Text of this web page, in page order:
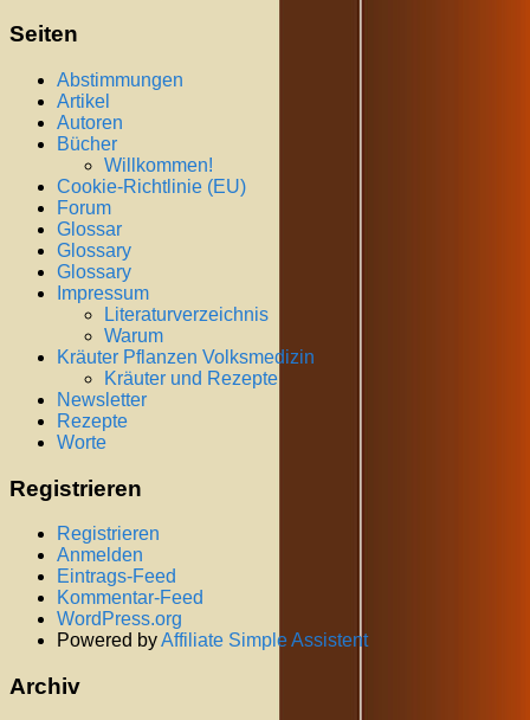
Seiten
Abstimmungen
Artikel
Autoren
Bücher
Willkommen!
Cookie-Richtlinie (EU)
Forum
Glossar
Glossary
Glossary
Impressum
Literaturverzeichnis
Warum
Kräuter Pflanzen Volksmedizin
Kräuter und Rezepte
Newsletter
Rezepte
Worte
Registrieren
Registrieren
Anmelden
Eintrags-Feed
Kommentar-Feed
WordPress.org
Powered byAffiliate Simple Assistent
Archiv